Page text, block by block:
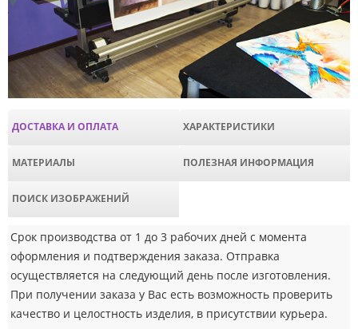
ДОСТАВКА И ОПЛАТА ХАРАКТЕРИСТИКИ
МАТЕРИАЛЫ ПОЛЕЗНАЯ ИНФОРМАЦИЯ
ПОИСК ИЗОБРАЖЕНИЙ
Срок производства от 1 до 3 рабочих дней с момента
оформления и подтверждения заказа. Отправка
осуществляется на следующий день после изготовления.
При получении заказа у Вас есть возможность проверить
качество и целостность изделия, в присутствии курьера.